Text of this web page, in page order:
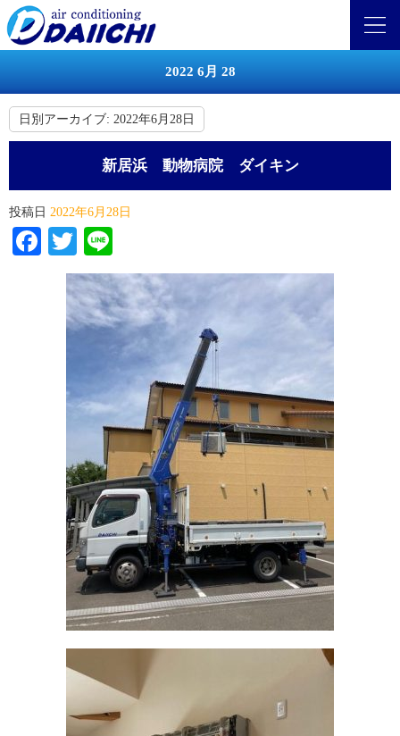
2022 6月 28
日別アーカイブ: 2022年6月28日
新居浜 動物病院 ダイキン
投稿日 2022年6月28日
Facebook
Twitter